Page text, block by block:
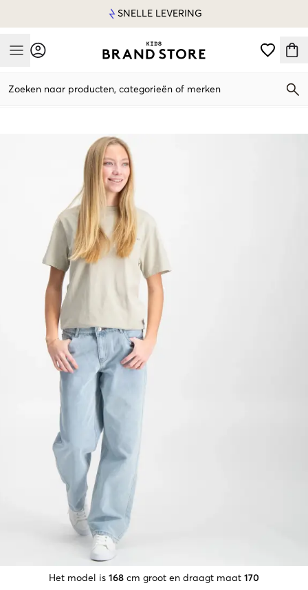
SNELLE LEVERING
Mobile Menu
Zoeken naar producten, categorieën of merken
Het model is 168 cm groot en draagt maat 170